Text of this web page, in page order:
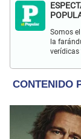
Somos
la
verídicas